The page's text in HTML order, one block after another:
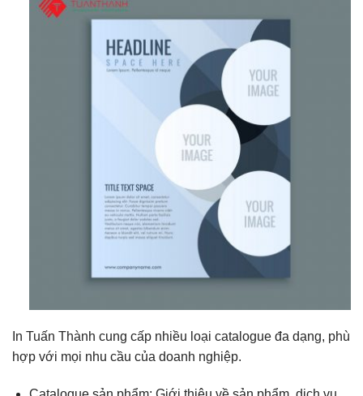
In Tuấn Thành cung cấp nhiều loại catalogue đa dạng, phù
hợp với mọi nhu cầu của doanh nghiệp.